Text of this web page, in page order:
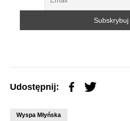
Udostępnij:
Wyspa Młyńska